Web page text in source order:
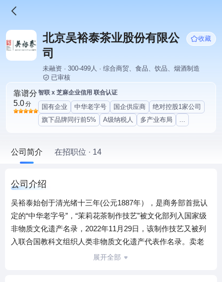
北京吴裕泰茶业股份有限公
司
收藏
未融资 · 300-499人 · 综合商贸、食品、饮品、烟酒制造
已审核
靠谱分
5.0分
智联 x 芝麻企业信用 联合认证
国有企业 中华老字号 国企供应商
绝对控股1家公司
旗下品牌同行前5%
A级纳税人 多产业布局 ...
公司简介 在招职位 · 14
公司介绍
吴裕泰始创于清光绪十三年(公元1887年），是商务部首批认
定的“中华老字号”，“茉莉花茶制作技艺”被文化部列入国家级
非物质文化遗产名录，2022年11月29日，该制作技艺又被列
入联合国教科文组织人类非物质文化遗产代表作名录。卖老
百姓喝得起的放心茶是我们的庄严承诺。
展开全部